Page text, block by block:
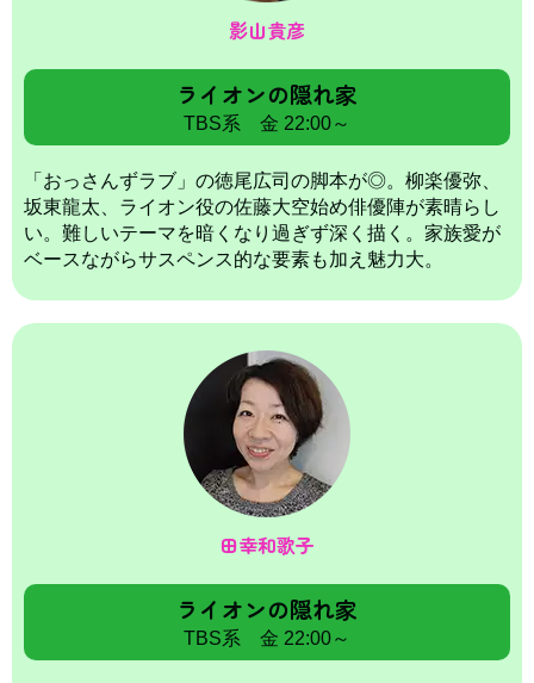
影山貴彦
ライオンの隠れ家
TBS系 金 22:00～
「おっさんずラブ」の徳尾広司の脚本が◎。柳楽優弥、
坂東龍太、ライオン役の佐藤大空始め俳優陣が素晴らし
い。難しいテーマを暗くなり過ぎず深く描く。家族愛が
ベースながらサスペンス的な要素も加え魅力大。
田幸和歌子
ライオンの隠れ家
TBS系 金 22:00～